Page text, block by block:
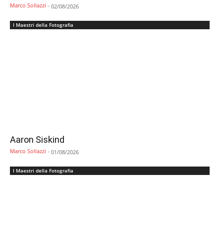
Marco Sollazzi - 02/08/2026
I Maestri della Fotografia
Aaron Siskind
Marco Sollazzi - 01/08/2026
I Maestri della Fotografia